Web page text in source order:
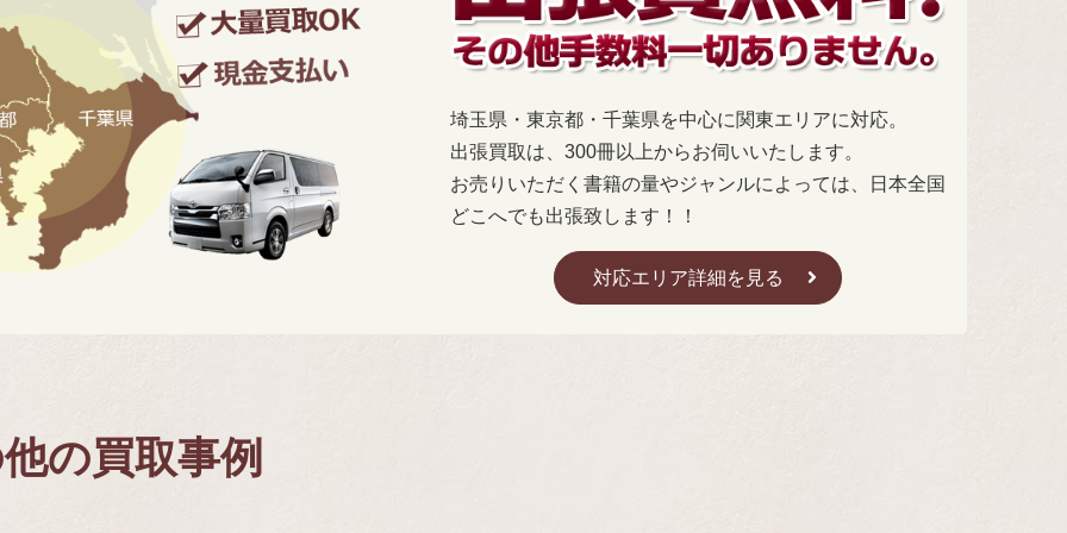
埼玉県・東京都・千葉県を中心に関東エリアに対応。
出張買取は、300冊以上からお伺いいたします。
お売りいただく書籍の量やジャンルによっては、日本全国
どこへでも出張致します！！
対応エリア詳細を見る
の買取事例